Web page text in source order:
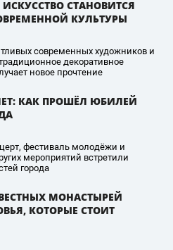
СТАНОВИТСЯ
КУЛЬТУРЫ
современных художников и
декоративное
новое прочтение
КАК ПРОШЁЛ ЮБИЛЕЙ
фестиваль молодёжи и
мероприятий встретили
города
МОНАСТЫРЕЙ
КОТОРЫЕ СТОИТ